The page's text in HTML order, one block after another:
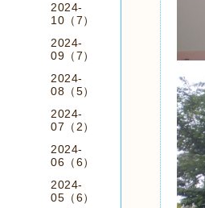
2024-
10（7）
2024-
09（7）
2024-
08（5）
2024-
07（2）
2024-
06（6）
2024-
05（6）